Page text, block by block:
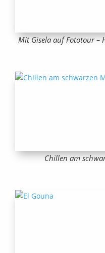
Mit Gisela auf Fototour –
Chillen am